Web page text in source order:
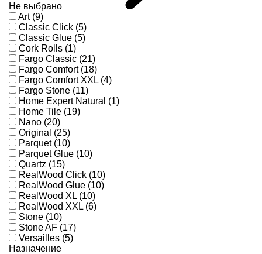
Не выбрано
Art (9)
Classic Click (5)
Classic Glue (5)
Cork Rolls (1)
Fargo Classic (21)
Fargo Comfort (18)
Fargo Comfort XXL (4)
Fargo Stone (11)
Home Expert Natural (1)
Home Tile (19)
Nano (20)
Original (25)
Parquet (10)
Parquet Glue (10)
Quartz (15)
RealWood Click (10)
RealWood Glue (10)
RealWood XL (10)
RealWood XXL (6)
Stone (10)
Stone AF (17)
Versailles (5)
Назначение